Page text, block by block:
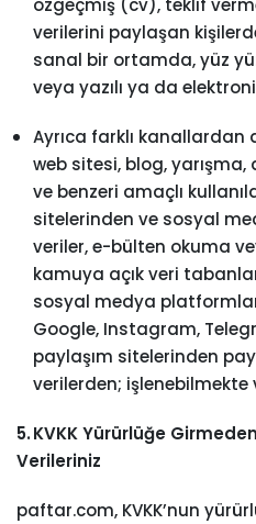
özgeçmiş (cv), teklif
verilerini paylaşan
sanal bir ortamda, yüz
veya yazılı ya da
Ayrıca farklı kanallardan
web sitesi, blog,
ve benzeri amaçlı
sitelerinden ve sosyal
veriler, e-bülten okuma
kamuya açık veri
sosyal medya
Google, Instagram,
paylaşım sitelerinden
verilerden;
5. KVKK Yürürlüğe
Verileriniz
paftar.com, KVKK’nun